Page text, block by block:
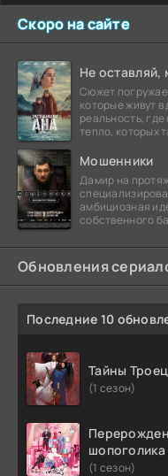
Скоро на сайте
Не
Сюжет
которые живут
реальность,
тепло, которых
Мошенники
Дамир на
амбициозная
собственного
Обновления
Последние 10
Тайны
(1 сезон)
шопоголика
(1 сезон)